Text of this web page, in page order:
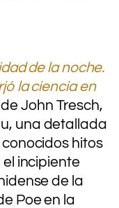
de la noche.
la ciencia en
John Tresch,
una detallada
hitos
incipiente
de la
Poe en la